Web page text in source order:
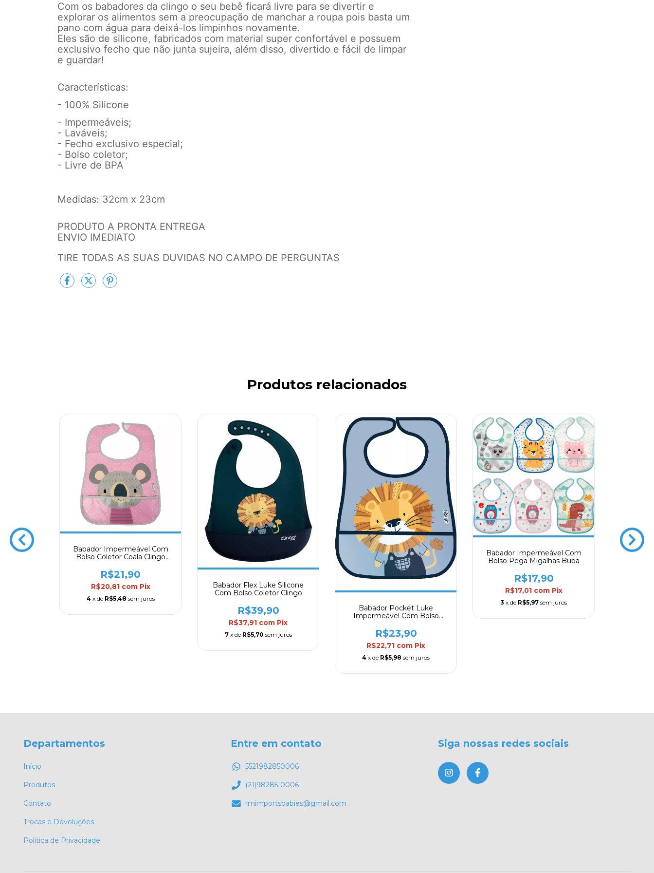
Com os babadores da clingo o seu bebê ficará livre para se divertir e
explorar os alimentos sem a preocupação de manchar a roupa pois basta um
pano com água para deixá-los limpinhos novamente.
Eles são de silicone, fabricados com material super confortável e possuem
exclusivo fecho que não junta sujeira, além disso, divertido e fácil de limpar
e guardar!
Características:
- 100% Silicone
- Impermeáveis;
- Laváveis;
- Fecho exclusivo especial;
- Bolso coletor;
- Livre de BPA
Medidas: 32cm x 23cm
PRODUTO A PRONTA ENTREGA
ENVIO IMEDIATO
TIRE TODAS AS SUAS DUVIDAS NO CAMPO DE PERGUNTAS
Produtos relacionados
Babador Impermeável Com
Bolso Coletor Coala Clingo
R$21,90
R$20,81 com Pix
4 x de R$5,48 sem juros
Babador Flex Luke Silicone
Com Bolso Coletor Clingo
R$39,90
R$37,91 com Pix
7 x de R$5,70 sem juros
Babador Pocket Luke
Impermeável Com Bolso
R$23,90
R$22,71 com Pix
4 x de R$5,98 sem juros
Babador Impermeável Com
Bolso Pega Migalhas Buba
R$17,90
R$17,01 com Pix
3 x de R$5,97 sem juros
Departamentos
Início
Produtos
Contato
Trocas e Devoluções
Política de Privacidade
Entre em contato
5521982850006
(21)98285-0006
rmimportsbabies@gmail.com
Siga nossas redes sociais